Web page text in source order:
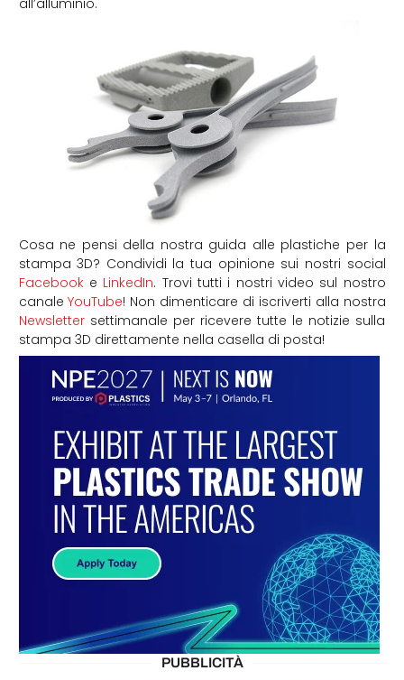
Cosa ne pensi della nostra guida alle plastiche per la
stampa 3D? Condividi la tua opinione sui nostri social
Facebooke LinkedIn. Trovi tutti i nostri video sul nostro
canaleYouTube! Non dimenticare di iscriverti alla nostra
Newslettersettimanale per ricevere tutte le notizie sulla
stampa 3D direttamente nella casella di posta!
PUBBLICITÀ